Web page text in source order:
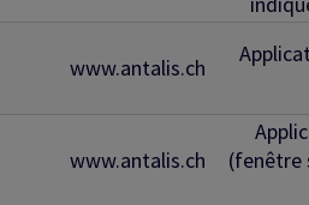
www.antalis.ch
www.antalis.ch
(fenêtre